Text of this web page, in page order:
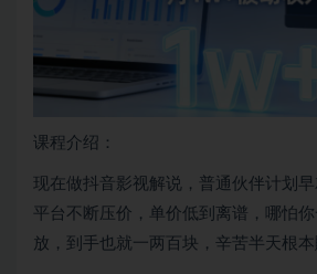
课程介绍：
现在做抖音影视解说，普通伙伴计划早
平台不断压价，单价低到离谱，哪怕
放，到手也就一两百块，辛苦半天根本